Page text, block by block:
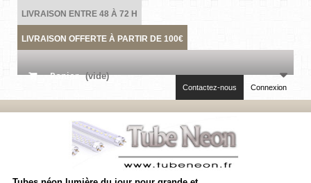
LIVRAISON ENTRE 48 À 72 H
LIVRAISON OFFERTE À PARTIR DE 100€
Panier (vide)
Connexion
Contactez-nous